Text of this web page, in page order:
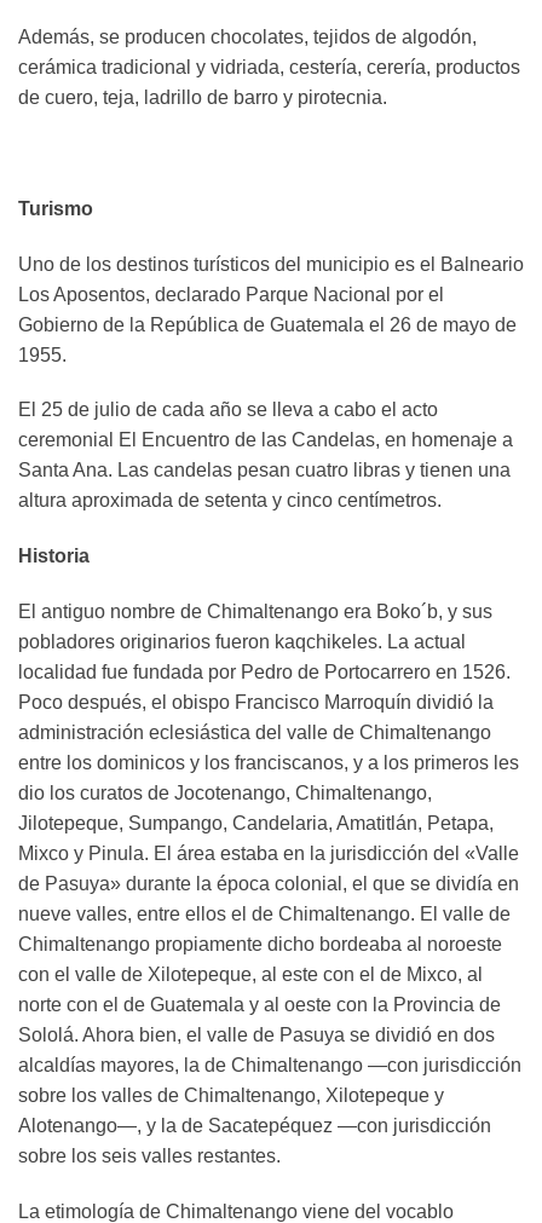
Además, se producen chocolates, tejidos de algodón,
cerámica tradicional y vidriada, cestería, cerería, productos
de cuero, teja, ladrillo de barro y pirotecnia.
Turismo
Uno de los destinos turísticos del municipio es el Balneario
Los Aposentos, declarado Parque Nacional por el
Gobierno de la República de Guatemala el 26 de mayo de
1955.
El 25 de julio de cada año se lleva a cabo el acto
ceremonial El Encuentro de las Candelas, en homenaje a
Santa Ana. Las candelas pesan cuatro libras y tienen una
altura aproximada de setenta y cinco centímetros.
Historia
El antiguo nombre de Chimaltenango era Boko´b, y sus
pobladores originarios fueron kaqchikeles. La actual
localidad fue fundada por Pedro de Portocarrero en 1526.
Poco después, el obispo Francisco Marroquín dividió la
administración eclesiástica del valle de Chimaltenango
entre los dominicos y los franciscanos, y a los primeros les
dio los curatos de Jocotenango, Chimaltenango,
Jilotepeque, Sumpango, Candelaria, Amatitlán, Petapa,
Mixco y Pinula. El área estaba en la jurisdicción del «Valle
de Pasuya» durante la época colonial, el que se dividía en
nueve valles, entre ellos el de Chimaltenango. El valle de
Chimaltenango propiamente dicho bordeaba al noroeste
con el valle de Xilotepeque, al este con el de Mixco, al
norte con el de Guatemala y al oeste con la Provincia de
Sololá. Ahora bien, el valle de Pasuya se dividió en dos
alcaldías mayores, la de Chimaltenango —con jurisdicción
sobre los valles de Chimaltenango, Xilotepeque y
Alotenango—, y la de Sacatepéquez —con jurisdicción
sobre los seis valles restantes.
La etimología de Chimaltenango viene del vocablo